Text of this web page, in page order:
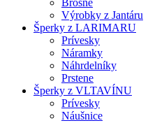
Brošne
Výrobky z Jantáru
Šperky z LARIMARU
Prívesky
Náramky
Náhrdelníky
Prstene
Šperky z VLTAVÍNU
Prívesky
Náušnice